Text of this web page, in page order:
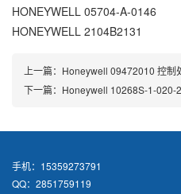
HONEYWELL 05704-A-0146
HONEYWELL 2104B2131
上一篇： Honeywell 09472010 控制
下一篇： Honeywell 10268S-1-020-
手机：15359273791
QQ：2851759119